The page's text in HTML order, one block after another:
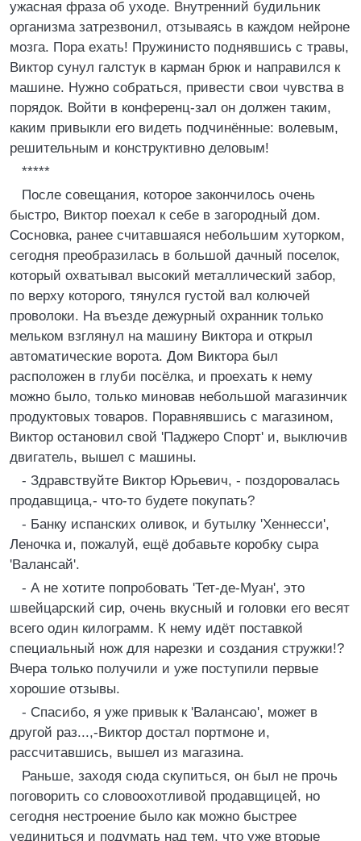
ужасная фраза об уходе. Внутренний будильник
организма затрезвонил, отзываясь в каждом нейроне
мозга. Пора ехать! Пружинисто поднявшись с травы,
Виктор сунул галстук в карман брюк и направился к
машине. Нужно собраться, привести свои чувства в
порядок. Войти в конференц-зал он должен таким,
каким привыкли его видеть подчинённые: волевым,
решительным и конструктивно деловым!
*****
После совещания, которое закончилось очень
быстро, Виктор поехал к себе в загородный дом.
Сосновка, ранее считавшаяся небольшим хуторком,
сегодня преобразилась в большой дачный поселок,
который охватывал высокий металлический забор,
по верху которого, тянулся густой вал колючей
проволоки. На въезде дежурный охранник только
мельком взглянул на машину Виктора и открыл
автоматические ворота. Дом Виктора был
расположен в глуби посёлка, и проехать к нему
можно было, только миновав небольшой магазинчик
продуктовых товаров. Поравнявшись с магазином,
Виктор остановил свой 'Паджеро Спорт' и, выключив
двигатель, вышел с машины.
- Здравствуйте Виктор Юрьевич, - поздоровалась
продавщица,- что-то будете покупать?
- Банку испанских оливок, и бутылку 'Хеннесси',
Леночка и, пожалуй, ещё добавьте коробку сыра
'Валансай'.
- А не хотите попробовать 'Тет-де-Муан', это
швейцарский сир, очень вкусный и головки его весят
всего один килограмм. К нему идёт поставкой
специальный нож для нарезки и создания стружки!?
Вчера только получили и уже поступили первые
хорошие отзывы.
- Спасибо, я уже привык к 'Валансаю', может в
другой раз...,-Виктор достал портмоне и,
рассчитавшись, вышел из магазина.
Раньше, заходя сюда скупиться, он был не прочь
поговорить со словоохотливой продавщицей, но
сегодня нестроение было как можно быстрее
уединиться и подумать над тем, что уже вторые